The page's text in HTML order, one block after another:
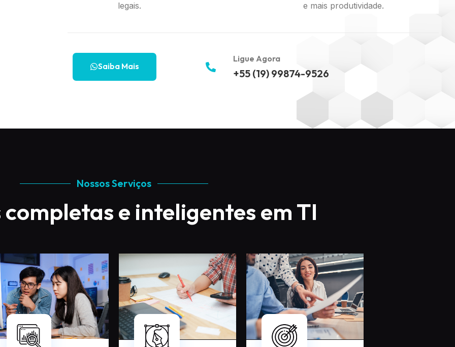
legais.
e mais produtividade.
Saiba Mais
Ligue Agora
+55 (19) 99874-9526
Nossos Serviços
completas e inteligentes em TI